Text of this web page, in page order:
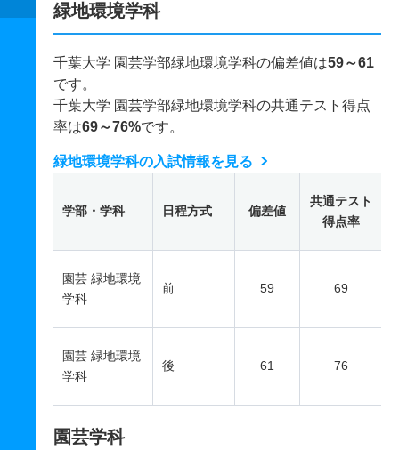
緑地環境学科
千葉大学 園芸学部緑地環境学科の偏差値は59～61
です。
千葉大学 園芸学部緑地環境学科の共通テスト得点
率は69～76%です。
緑地環境学科の入試情報を見る
学部・学科 日程方式 偏差値
共通テスト
得点率
園芸 緑地環境
学科
前 59 69
園芸 緑地環境
学科
後 61 76
園芸学科